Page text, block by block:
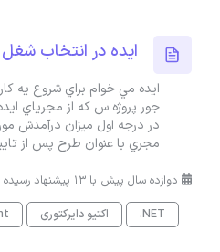
ايده در انتخاب
ايده مي خوام براي شروع يه
جور پروژه س که از مجرياي
در درجه اول ميزان درآمدش
مجري با عنوان طرح پس از
دوازده سال پیش با 13 پیشنهاد رسیده
.NET
اکتیو دایرکتوری